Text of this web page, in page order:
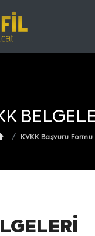
KVKK Başvuru Formu